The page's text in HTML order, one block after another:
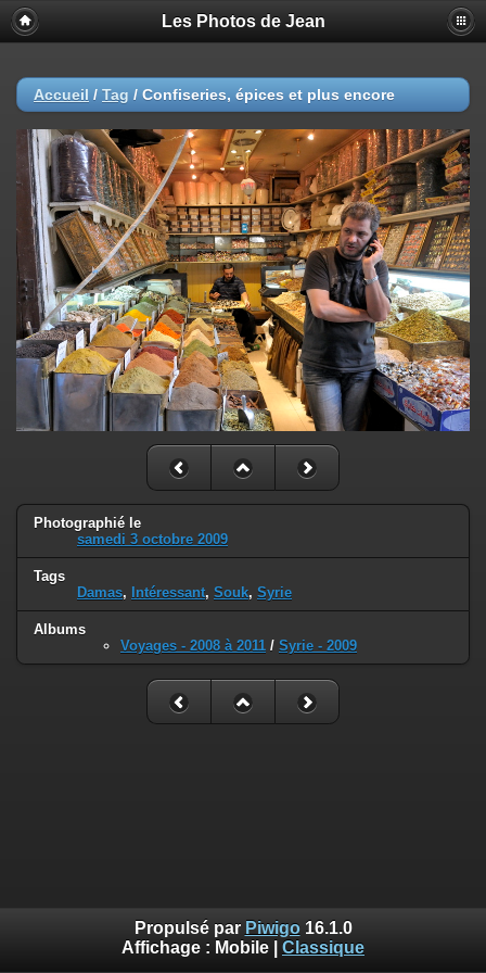
Les Photos de Jean
Accueil / Tag / Confiseries, épices et plus encore
Photographié le
samedi 3 octobre 2009
Tags
Damas, Intéressant, Souk, Syrie
Albums
Voyages - 2008 à 2011 / Syrie - 2009
Propulsé par Piwigo16.1.0
Affichage : Mobile Classique